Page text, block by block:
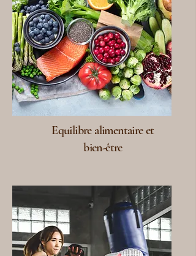
Equilibre alimentaire et
bien-être